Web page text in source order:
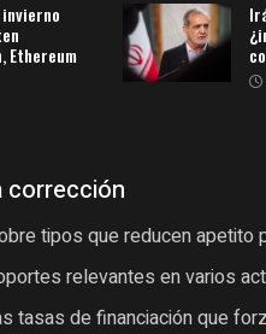
Ethereum
corrección
tipos que reducen apetito
relevantes en varios
tasas de financiación que